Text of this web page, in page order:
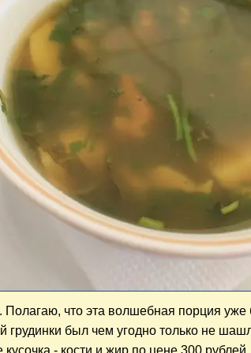
что эта волшебная порция
грудинки был чем угодно только не